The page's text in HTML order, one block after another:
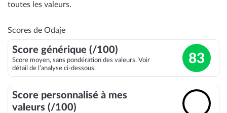
toutes les valeurs.
Scores de Odaje
Score générique (/100)
Score moyen, sans pondération des valeurs. Voir
détail de l’analyse ci-dessous.
83
Score personnalisé à mes
valeurs (/100)